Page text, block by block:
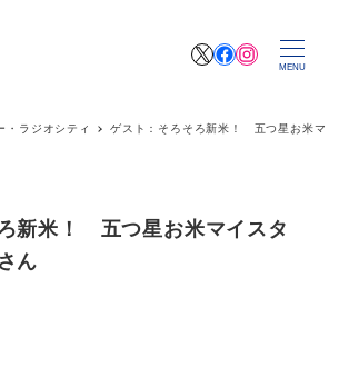
XFacebook
MENU
・ラジオシティ
ゲスト：そろそろ新米！ 五つ星お米マ
新米！ 五つ星お米マイスタ
ん